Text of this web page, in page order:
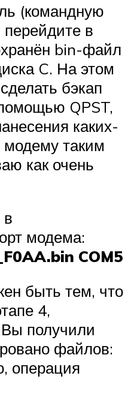
(командную
в
bin-файл
C. На этом
бэкап
QPST,
каких-
таким
как очень
модема:
COM5
быть тем, что
4,
получили
файлов:
операция